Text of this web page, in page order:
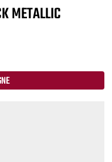
METALLIC